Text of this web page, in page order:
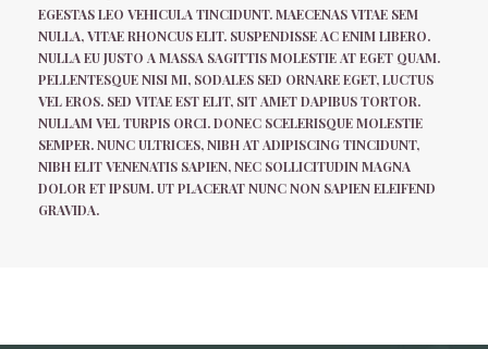
EGESTAS LEO VEHICULA TINCIDUNT. MAECENAS VITAE SEM
NULLA, VITAE RHONCUS ELIT. SUSPENDISSE AC ENIM LIBERO.
NULLA EU JUSTO A MASSA SAGITTIS MOLESTIE AT EGET QUAM.
PELLENTESQUE NISI MI, SODALES SED ORNARE EGET, LUCTUS
VEL EROS. SED VITAE EST ELIT, SIT AMET DAPIBUS TORTOR.
NULLAM VEL TURPIS ORCI. DONEC SCELERISQUE MOLESTIE
SEMPER. NUNC ULTRICES, NIBH AT ADIPISCING TINCIDUNT,
NIBH ELIT VENENATIS SAPIEN, NEC SOLLICITUDIN MAGNA
DOLOR ET IPSUM. UT PLACERAT NUNC NON SAPIEN ELEIFEND
GRAVIDA.